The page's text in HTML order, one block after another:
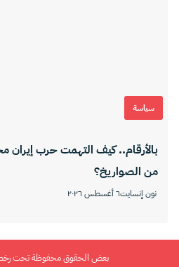
سياسة
بالأرقام.. كيف التهمت حرب إيران
من الصواريخ؟
نون إنسايت٦ أغسطس ٢٠٢٦
بعض الحقوق محفوظة تحت